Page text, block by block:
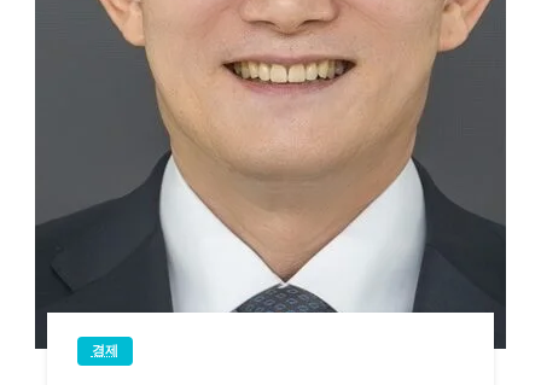
경제